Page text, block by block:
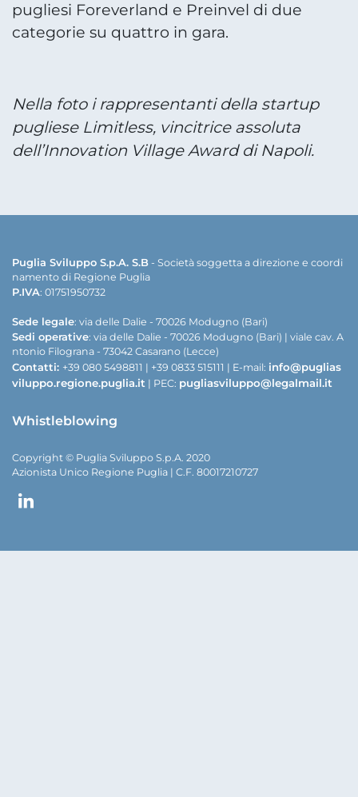
pugliesi Foreverland e Preinvel di due
categorie su quattro in gara.
Nella foto i rappresentanti della startup
pugliese Limitless, vincitrice assoluta
dell’Innovation Village Award di Napoli.
Puglia Sviluppo S.p.A. S.B - Società soggetta a direzione e coordi
namento di Regione Puglia
P.IVA: 01751950732
Sede legale: via delle Dalie - 70026 Modugno (Bari)
Sedi operative: via delle Dalie - 70026 Modugno (Bari) | viale cav. A
ntonio Filograna - 73042 Casarano (Lecce)
Contatti: +39 080 5498811 | +39 0833 515111 | E-mail: info@puglias
viluppo.regione.puglia.it | PEC: pugliasviluppo@legalmail.it
Whistleblowing
Copyright © Puglia Sviluppo S.p.A. 2020
Azionista Unico Regione Puglia | C.F. 80017210727